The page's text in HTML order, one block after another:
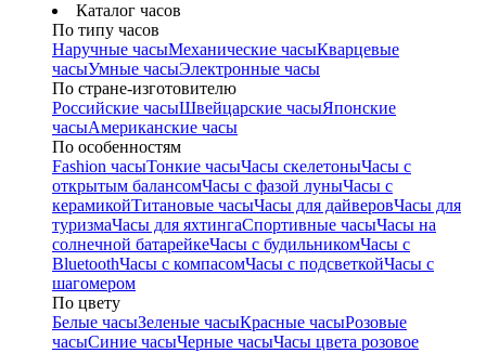
Каталог часов
По типу часов
Наручные часыМеханические часыКварцевые
часыУмные часыЭлектронные часы
По стране-изготовителю
Российские часыШвейцарские часыЯпонские
часыАмериканские часы
По особенностям
Fashion часыТонкие часыЧасы скелетоныЧасы с
открытым балансомЧасы с фазой луныЧасы с
керамикойТитановые часыЧасы для дайверовЧасы для
туризмаЧасы для яхтингаСпортивные часыЧасы на
солнечной батарейкеЧасы с будильникомЧасы с
BluetoothЧасы с компасомЧасы с подсветкойЧасы с
шагомером
По цвету
Белые часыЗеленые часыКрасные часыРозовые
часыСиние часыЧерные часыЧасы цвета розовое